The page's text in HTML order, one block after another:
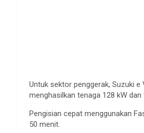
Untuk sektor penggerak, Suzuki
menghasilkan tenaga 128 kW
Pengisian cepat menggunakan
50 menit.